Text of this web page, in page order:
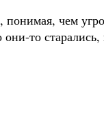
чем
то